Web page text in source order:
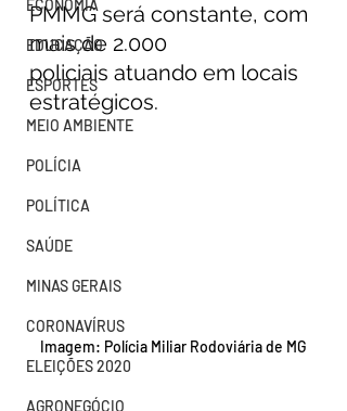
ECONOMIA
EDUCAÇÃO
ESPORTES
MEIO AMBIENTE
POLÍCIA
POLÍTICA
SAÚDE
MINAS GERAIS
CORONAVÍRUS
ELEIÇÕES 2020
AGRONEGÓCIO
PMMG será constante, com
mais de 2.000
policiais atuando em locais
estratégicos.
Imagem: Polícia Miliar Rodoviária de MG